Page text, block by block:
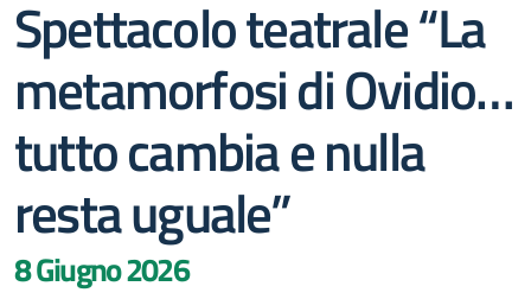
Spettacolo teatrale “La
metamorfosi di Ovidio…
tutto cambia e nulla
resta uguale”
8 Giugno 2026